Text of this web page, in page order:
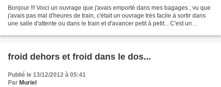
Bonjour !!! Voici un ouvrage que j'avais emporté dans mes bagages ; vu que
j'avais pas mal d'heures de train, c'était un ouvrage très facile à sortir dans
une salle d'attente ou dans le train et d'avancer petit à petit... C'est un
froid dehors et froid dans le dos...
Publié le 13/12/2012 à 05:41
Par Muriel